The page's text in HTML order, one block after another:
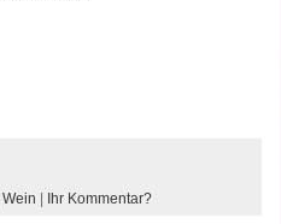
Wein Ihr Kommentar?